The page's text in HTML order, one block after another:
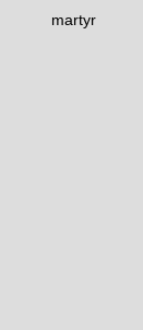
martyr